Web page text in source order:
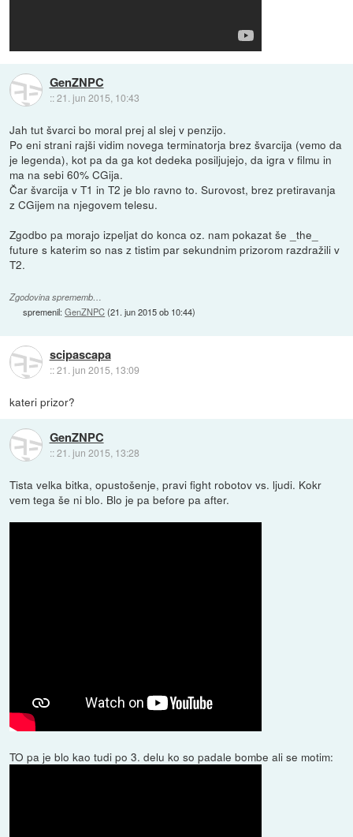
GenZNPC
::21. jun 2015, 10:43
Jah tut švarci bo moral prej al slej v penzijo.
Po eni strani rajši vidim novega terminatorja brez švarcija (vemo da
je legenda), kot pa da ga kot dedeka posiljujejo, da igra v filmu in
ma na sebi 60% CGija.
Čar švarcija v T1 in T2 je blo ravno to. Surovost, brez pretiravanja
z CGijem na njegovem telesu.
Zgodbo pa morajo izpeljat do konca oz. nam pokazat še _the_
future s katerim so nas z tistim par sekundnim prizorom razdražili v
T2.
Zgodovina sprememb…
spremenil:GenZNPC(21. jun 2015 ob 10:44)
scipascapa
::21. jun 2015, 13:09
kateri prizor?
GenZNPC
::21. jun 2015, 13:28
Tista velka bitka, opustošenje, pravi fight robotov vs. ljudi. Kokr
vem tega še ni blo. Blo je pa before pa after.
TO pa je blo kao tudi po 3. delu ko so padale bombe ali se motim: